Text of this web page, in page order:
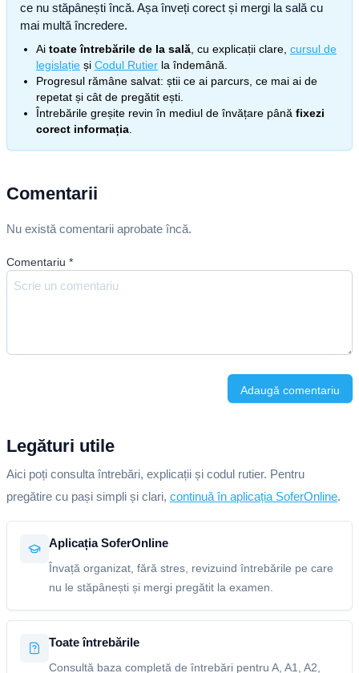
ce nu stăpânești încă. Așa înveți corect și mergi la sală cu
mai multă încredere.
Ai toate întrebările de la sală , cu explicații clare, cursul de
legislație și Codul Rutier la îndemână.
Progresul rămâne salvat: știi ce ai parcurs, ce mai ai de
repetat și cât de pregătit ești.
Întrebările greșite revin în mediul de învățare până fixezi
corect informația
Comentarii
Nu există comentarii aprobate încă.
Comentariu *
Adaugă comentariu
Legături utile
Aici poți consulta întrebări, explicații și codul rutier. Pentru
pregătire cu pași simpli și clari, continuă în aplicația SoferOnline.
Aplicația SoferOnline
Învață organizat, fără stres, revizuind întrebările pe care
nu le stăpânești și mergi pregătit la examen.
Toate întrebările
Consultă baza completă de întrebări pentru A, A1, A2,